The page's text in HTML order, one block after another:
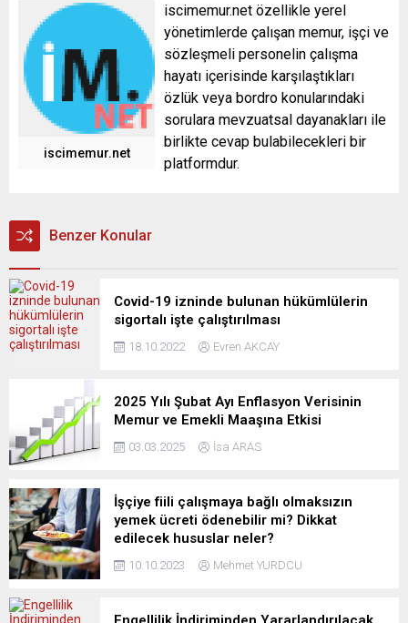
iscimemur.net
iscimemur.net özellikle yerel
yönetimlerde çalışan memur, işçi ve
sözleşmeli personelin çalışma
hayatı içerisinde karşılaştıkları
özlük veya bordro konularındaki
sorulara mevzuatsal dayanakları ile
birlikte cevap bulabilecekleri bir
platformdur.
Benzer Konular
Covid-19 izninde bulunan hükümlülerin
sigortalı işte çalıştırılması
18.10.2022 Evren AKCAY
2025 Yılı Şubat Ayı Enflasyon Verisinin
Memur ve Emekli Maaşına Etkisi
03.03.2025 İsa ARAS
İşçiye fiili çalışmaya bağlı olmaksızın
yemek ücreti ödenebilir mi? Dikkat
edilecek hususlar neler?
10.10.2023 Mehmet YURDCU